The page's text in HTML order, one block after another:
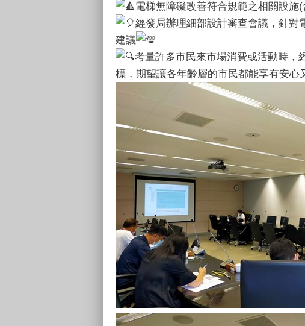
電梯無障礙改善符合規範之相關設施
經發局辦理細部設計審查會議，針對
建議
考量許多市民來市場消費或活動時，
標，期望讓各年齡層的市民都能享有安心